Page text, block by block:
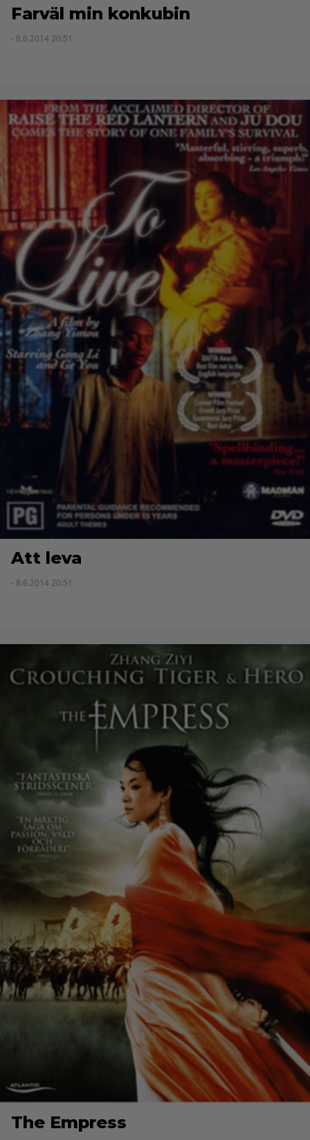
Farväl min konkubin
- 8.6.2014 20:51
Att leva
- 8.6.2014 20:51
The Empress